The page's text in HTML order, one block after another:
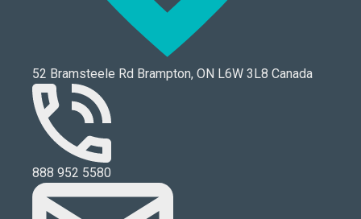
52 Bramsteele Rd Brampton, ON L6W 3L8 Canada
888 952 5580